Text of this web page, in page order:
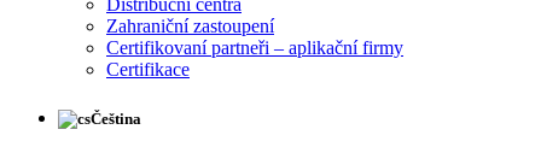
Distribuční centra
Zahraniční zastoupení
Certifikovaní partneři – aplikační firmy
Certifikace
Čeština